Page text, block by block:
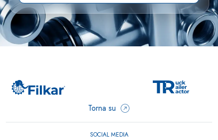
Torna su
SOCIAL MEDIA